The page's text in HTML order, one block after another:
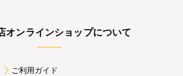
オンラインショップについて
ご利用ガイド